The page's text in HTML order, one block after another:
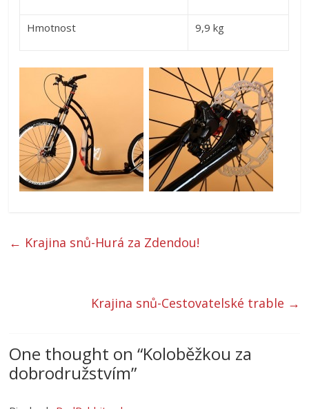
Hmotnost 9,9 kg
← Krajina snů-Hurá za Zdendou!
Krajina snů-Cestovatelské trable →
One thought on “Koloběžkou za
dobrodružstvím”